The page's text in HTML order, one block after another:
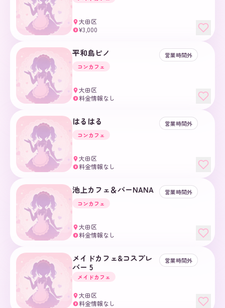
大田区
¥ ¥3,000
平和島ピノ
営業時間外
コンカフェ
大田区
¥ 料金情報なし
はるはる
営業時間外
コンカフェ
大田区
¥ 料金情報なし
池上カフェ＆バーNANA
営業時間外
コンカフェ
大田区
¥ 料金情報なし
メイドカフェ&コスプレ
バー 5
営業時間外
メイドカフェ
大田区
¥ 料金情報なし